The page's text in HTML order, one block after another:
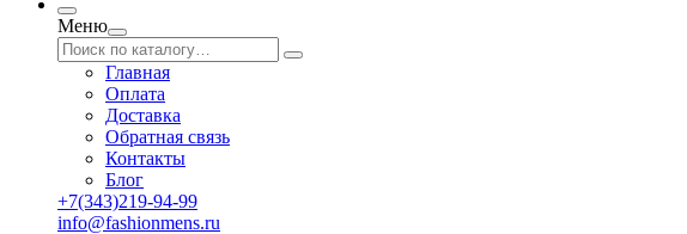
Меню
Главная
Оплата
Доставка
Обратная связь
Контакты
Блог
+7(343)219-94-99
info@fashionmens.ru